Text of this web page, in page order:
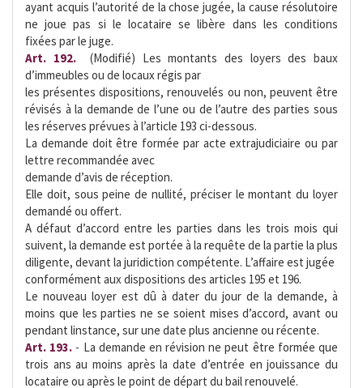
ayant acquis l’autorité de la chose jugée, la cause résolutoire
ne joue pas si le locataire se libère dans les conditions
fixées par le juge.
Art. 192. (Modifié) Les montants des loyers des baux
d’immeubles ou de locaux régis par
les présentes dispositions, renouvelés ou non, peuvent être
révisés à la demande de l’une ou de l’autre des parties sous
les réserves prévues à l’article 193 ci-dessous.
La demande doit être formée par acte extrajudiciaire ou par
lettre recommandée avec
demande d’avis de réception.
Elle doit, sous peine de nullité, préciser le montant du loyer
demandé ou offert.
A défaut d’accord entre les parties dans les trois mois qui
suivent, la demande est portée à la requête de la partie la plus
diligente, devant la juridiction compétente. L’affaire est jugée
conformément aux dispositions des articles 195 et 196.
Le nouveau loyer est dû à dater du jour de la demande, à
moins que les parties ne se soient mises d’accord, avant ou
pendant linstance, sur une date plus ancienne ou récente.
Art. 193. - La demande en révision ne peut être formée que
trois ans au moins après la date d’entrée en jouissance du
locataire ou après le point de départ du bail renouvelé.